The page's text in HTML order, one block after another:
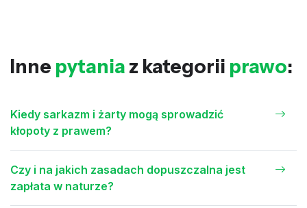
Inne pytania z kategorii prawo:
Kiedy sarkazm i żarty mogą sprowadzić
kłopoty z prawem?
Czy i na jakich zasadach dopuszczalna jest
zapłata w naturze?